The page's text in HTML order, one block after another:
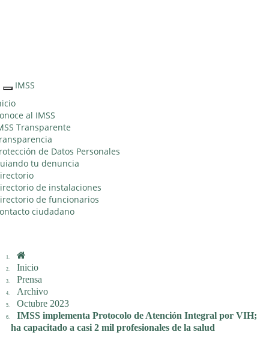
Interruptor
de
Navegación
IMSS
al IMSS
Transparente
de Datos Personales
tu denuncia
de instalaciones
de funcionarios
ciudadano
Inicio
Prensa
Archivo
Octubre 2023
IMSS implementa Protocolo de Atención Integral por VIH;
ha capacitado a casi 2 mil profesionales de la salud